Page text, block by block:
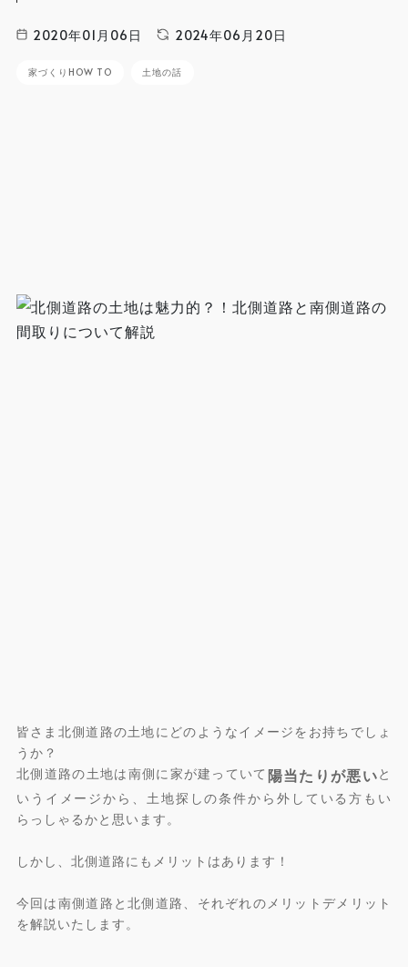
2020年01月06日 2024年06月20日
家づくりHOW TO 土地の話
皆さま北側道路の土地にどのようなイメージをお持ちでしょ
うか？
北側道路の土地は南側に家が建っていて 陽当たりが悪いと
いうイメージから、土地探しの条件から外している方もい
らっしゃるかと思います。
しかし、北側道路にもメリットはあります！
今回は南側道路と北側道路、それぞれのメリットデメリット
を解説いたします。